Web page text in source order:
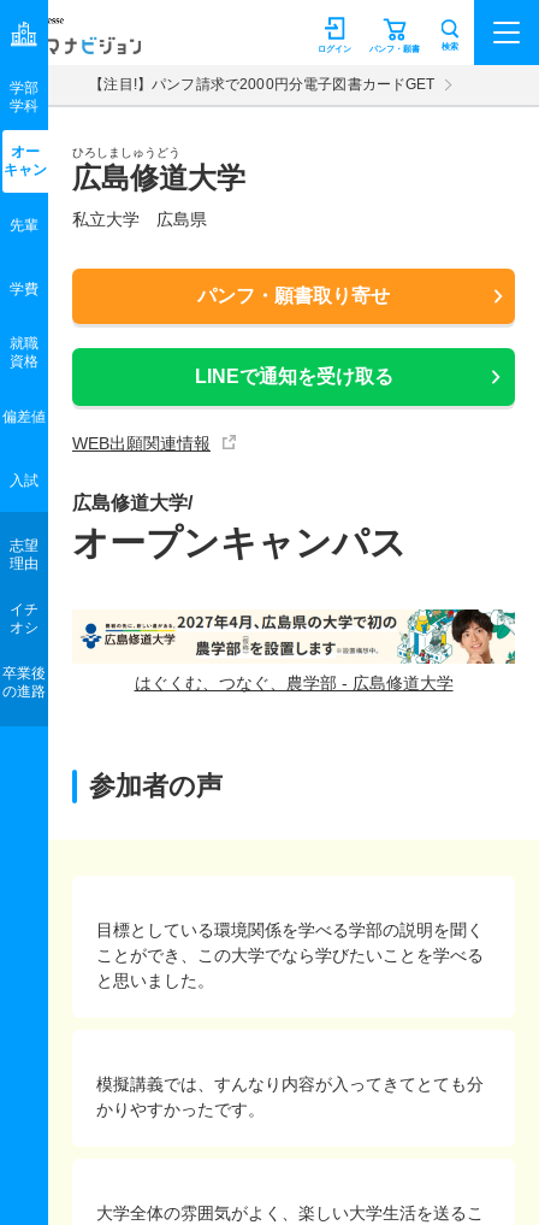
マナビジョン パンフ・願書
ログイン 検索
【注目!】パンフ請求で2000円分電子図書カードGET
ひろしましゅうどう
広島修道大学
私立大学 広島県
パンフ・願書取り寄せ
LINEで通知を受け取る
WEB出願関連情報
学部
学科
オー
キャン
先輩
学費
就職
資格
偏差値
入試
志望
理由
イチ
オシ
卒業後
の進路
広島修道大学/
オープンキャンパス
はぐくむ、つなぐ、農学部 - 広島修道大学
参加者の声
目標としている環境関係を学べる学部の説明を聞く
ことができ、この大学でなら学びたいことを学べる
と思いました。
模擬講義では、すんなり内容が入ってきてとても分
かりやすかったです。
大学全体の雰囲気がよく、楽しい大学生活を送るこ